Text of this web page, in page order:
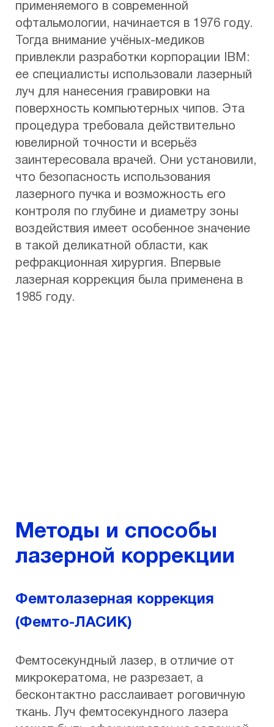
применяемого в современной
офтальмологии, начинается в 1976 году.
Тогда внимание учёных-медиков
привлекли разработки корпорации IBM:
ее специалисты использовали лазерный
луч для нанесения гравировки на
поверхность компьютерных чипов. Эта
процедура требовала действительно
ювелирной точности и всерьёз
заинтересовала врачей. Они установили,
что безопасность использования
лазерного пучка и возможность его
контроля по глубине и диаметру зоны
воздействия имеет особенное значение
в такой деликатной области, как
рефракционная хирургия. Впервые
лазерная коррекция была применена в
1985 году.
Методы и способы
лазерной коррекции
Фемтолазерная коррекция
(Фемто-ЛАСИК)
Фемтосекундный лазер, в отличие от
микрокератома, не разрезает, а
бесконтактно расслаивает роговичную
ткань. Луч фемтосекундного лазера